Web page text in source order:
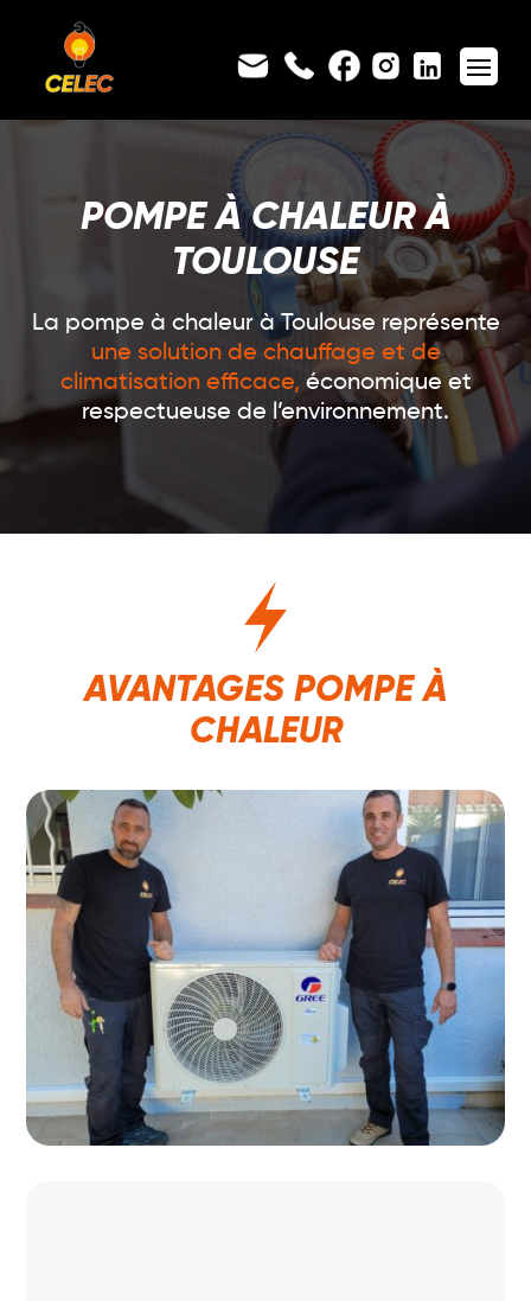
POMPE À CHALEUR À
TOULOUSE
La pompe à chaleur à Toulouse représente
une solution de chauffage et de
climatisation efficace, économique et
respectueuse de l’environnement.
AVANTAGES POMPE À
CHALEUR